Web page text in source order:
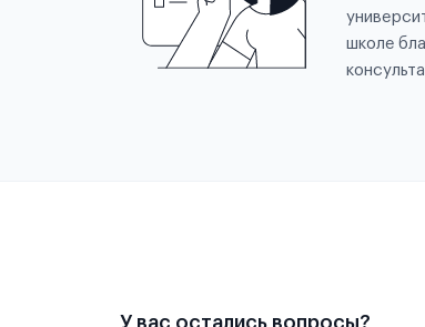
школе
У вас остались вопросы?